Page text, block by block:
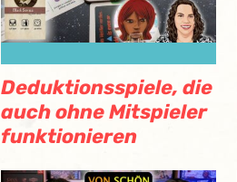
Deduktionsspiele, die
auch ohne Mitspieler
funktionieren